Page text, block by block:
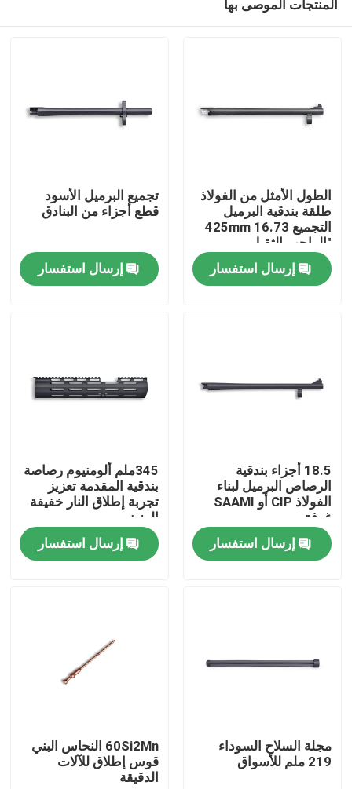
المنتجات
جولة في المصنع
مراقبة الجودة
المنتجات الموصى بها
الطول الأمثل من الفولاذ
طلقة بندقية البرميل
التجميع 425mm 16.73
"الواجب الثقيل
إرسال استفسار
تجميع البرميل الأسود
قطع أجزاء من البنادق
إرسال استفسار
18.5 أجزاء بندقية
الرصاص البرميل لبناء
الفولاذ CIP أو SAAMI
غرفة
إرسال استفسار
345ملم ألومنيوم رصاصة
بندقية المقدمة تعزيز
تجربة إطلاق النار خفيفة
الوزن
إرسال استفسار
مجلة السلاح السوداء
219 ملم للأسواق
60Si2Mn النحاس البني
قوس إطلاق للآلات
الدقيقة